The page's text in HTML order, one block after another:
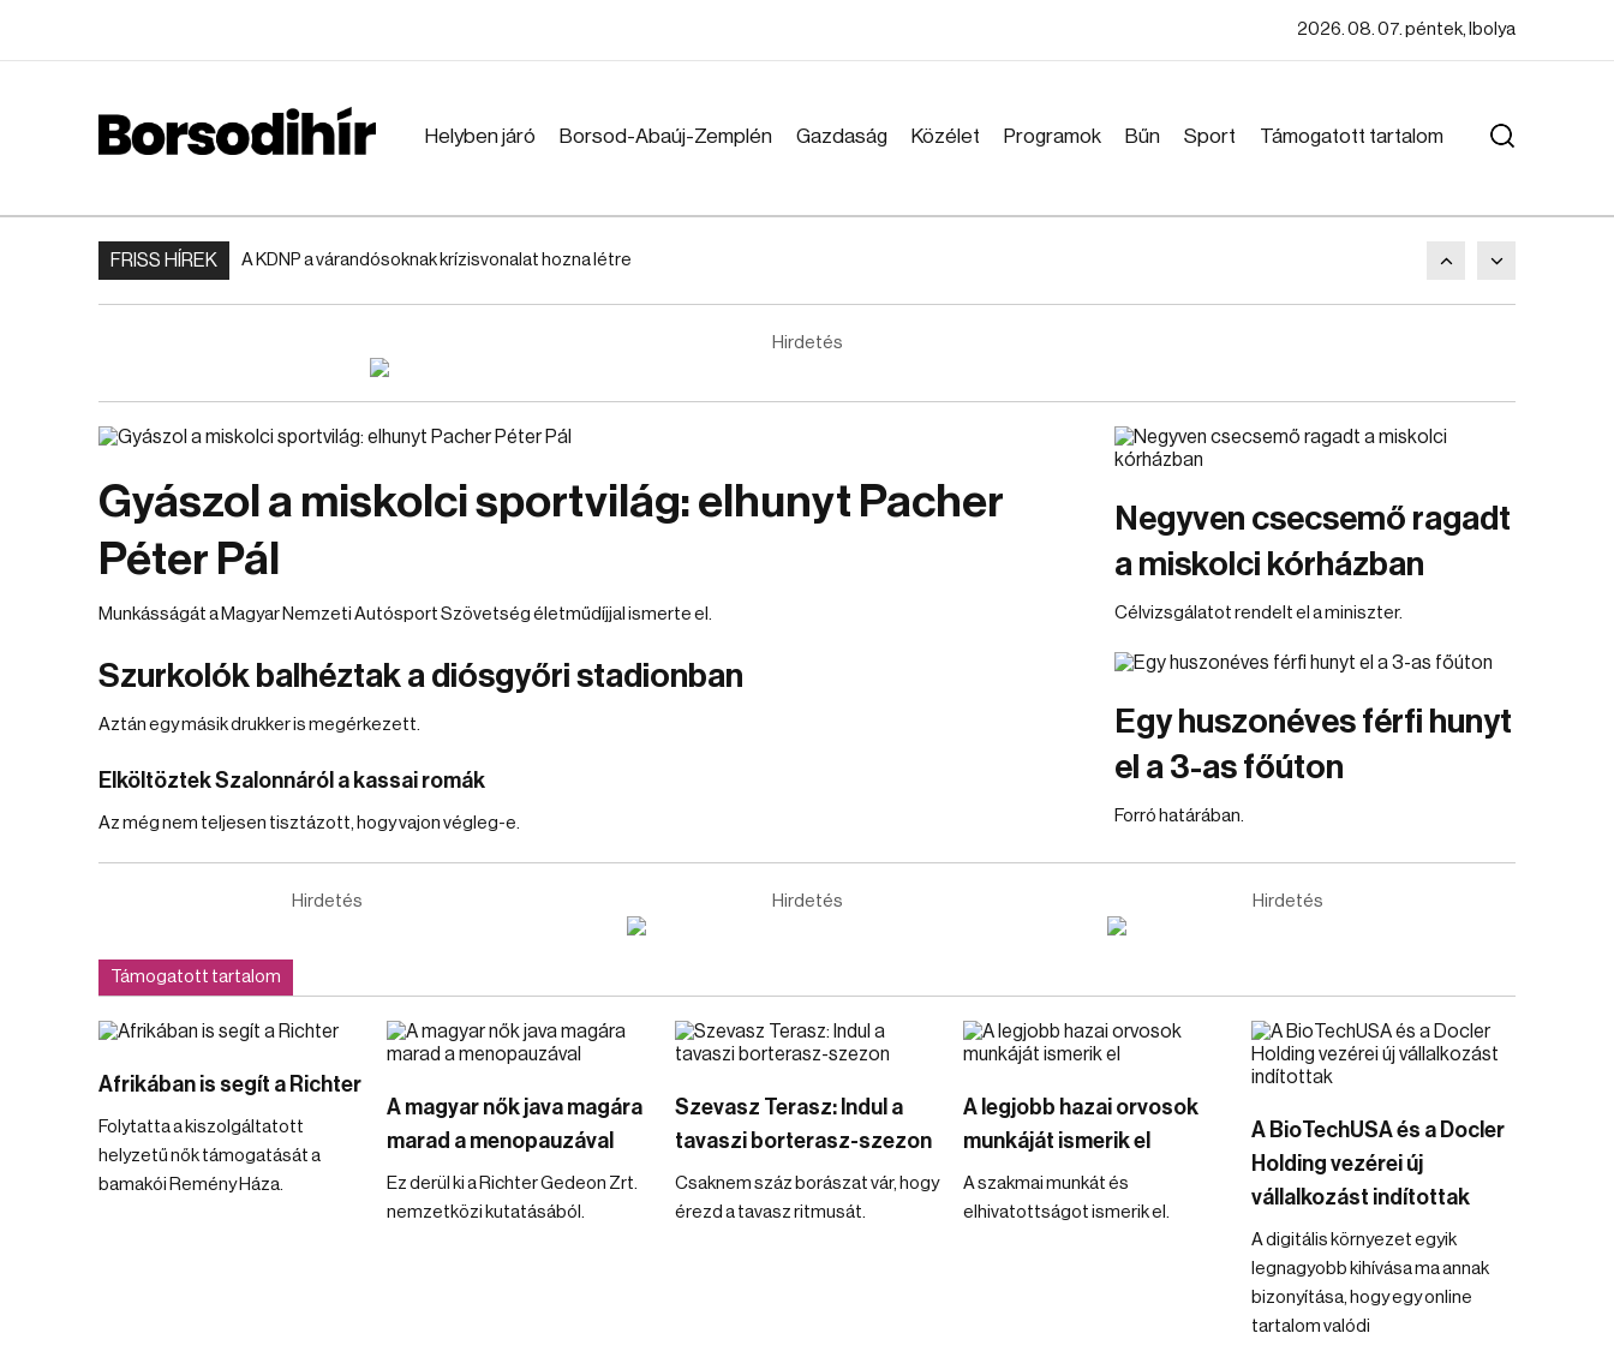
2026. 08. 07. péntek, Ibolya
Helyben járó Borsod-Abaúj-Zemplén Gazdaság Közélet Programok Bűn Sport Támogatott tartalom
FRISS HÍREK A KDNP a várandósoknak krízisvonalat hozna létre
Hirdetés
Gyászol a miskolci sportvilág: elhunyt Pacher
Péter Pál
Munkásságát a Magyar Nemzeti Autósport Szövetség életműdíjjal ismerte el.
Szurkolók balhéztak a diósgyőri stadionban
Aztán egy másik drukker is megérkezett.
Elköltöztek Szalonnáról a kassai romák
Az még nem teljesen tisztázott, hogy vajon végleg-e.
Negyven csecsemő ragadt
a miskolci kórházban
Célvizsgálatot rendelt el a miniszter.
Egy huszonéves férfi hunyt
el a 3-as főúton
Forró határában.
Hirdetés Hirdetés Hirdetés
Támogatott tartalom
Afrikában is segít a Richter
Folytatta a kiszolgáltatott
helyzetű nők támogatását a
bamakói Remény Háza.
A magyar nők java magára
marad a menopauzával
Ez derül ki a Richter Gedeon Zrt.
nemzetközi kutatásából.
Szevasz Terasz: Indul a
tavaszi borterasz-szezon
Csaknem száz borászat vár, hogy
érezd a tavasz ritmusát.
A legjobb hazai orvosok
munkáját ismerik el
A szakmai munkát és
elhivatottságot ismerik el.
A BioTechUSA és a Docler
Holding vezérei új
vállalkozást indítottak
A digitális környezet egyik
legnagyobb kihívása ma annak
bizonyítása, hogy egy online
tartalom valódi